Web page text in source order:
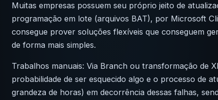
Muitas empresas possuem seu próprio jeito de
programação em lote (arquivos BAT), por Microsoft
consegue prover soluções flexíveis que conseguem
de forma mais simples.
Trabalhos manuais: Via Branch ou transformação de
probabilidade de ser esquecido algo e o processo de
grandeza de horas) em decorrência dessas falhas,